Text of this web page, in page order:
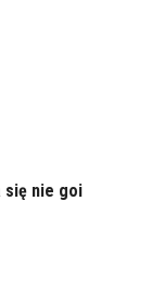
się nie goi